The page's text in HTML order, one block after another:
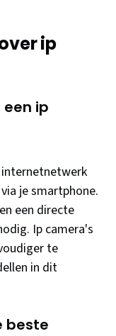
ip
ip
internetnetwerk
je smartphone.
een directe
Ip camera's
te
in dit
beste